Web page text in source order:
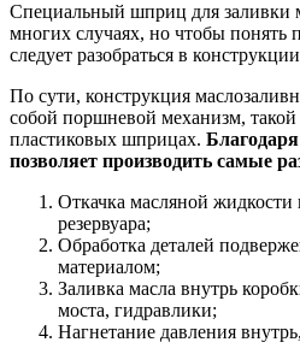
Специальный шприц для заливки
многих случаях, но чтобы понять
следует разобраться в
По сути, конструкция
собой поршневой механизм,
пластиковых шприцах.
позволяет производить самые
Откачка масляной
резервуара;
Обработка деталей
материалом;
Заливка масла внутрь
моста, гидравлики;
Нагнетание давления